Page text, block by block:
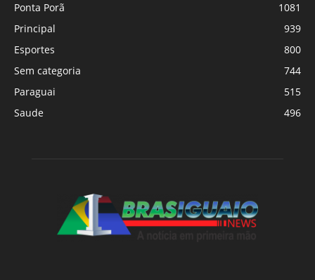
Ponta Porã
1081
Principal
939
Esportes
800
Sem categoria
744
Paraguai
515
Saude
496